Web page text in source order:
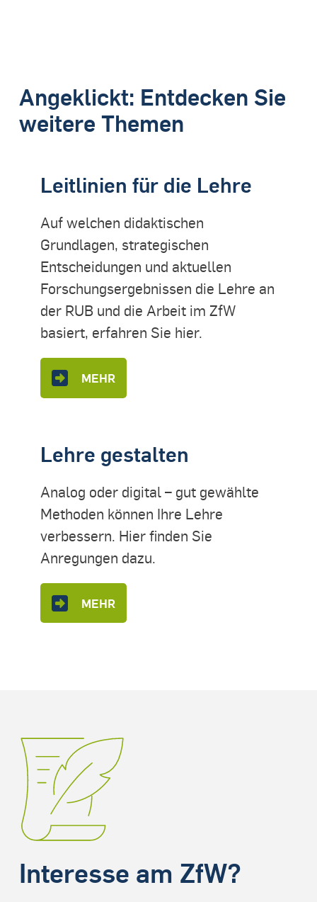
Angeklickt: Entdecken Sie
weitere Themen
Leitlinien für die Lehre
Auf welchen didaktischen
Grundlagen, strategischen
Entscheidungen und aktuellen
Forschungsergebnissen die Lehre an
der RUB und die Arbeit im ZfW
basiert, erfahren Sie hier.
MEHR
Lehre gestalten
Analog oder digital – gut gewählte
Methoden können Ihre Lehre
verbessern. Hier finden Sie
Anregungen dazu.
MEHR
Interesse am ZfW?